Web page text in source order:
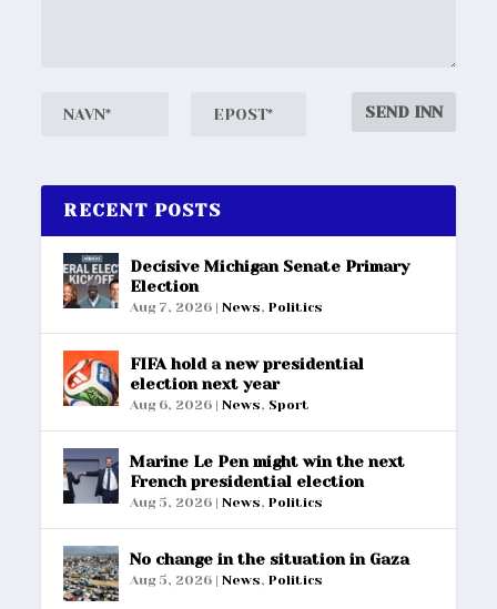
RECENT POSTS
Decisive Michigan Senate Primary
Election
Aug 7, 2026 |News,Politics
FIFA hold a new presidential
election next year
Aug 6, 2026 |News, Sport
Marine Le Pen might win the next
French presidential election
Aug 5, 2026 |News,Politics
No change in the situation in Gaza
Aug 5, 2026 |News,Politics